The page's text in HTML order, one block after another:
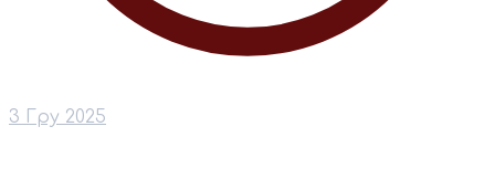
3 Гру 2025